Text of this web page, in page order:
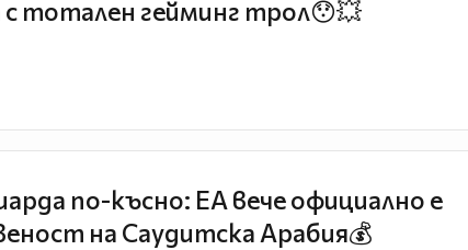
с тотален гейминг трол😯💥
по-късно: EA вече официално е
на Саудитска Арабия💰